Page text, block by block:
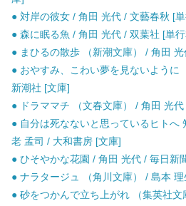
● 対岸の彼女 / 角田 光代 / 文藝春秋 [
● 森に眠る魚 / 角田 光代 / 双葉社 [単
● まひるの散歩 （新潮文庫） / 角田
● おやすみ、こわい夢を見ないように
新潮社 [文庫]
● ドラママチ （文春文庫） / 角田 光
● 自分は死なないと思っているヒトへ
老 孟司 / 大和書房 [文庫]
● ひそやかな花園 / 角田 光代 / 毎日新
● ナラタージュ （角川文庫） / 島本
● 砂をつかんで立ち上がれ （集英社